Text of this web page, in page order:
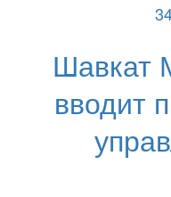
Шавкат
вводит